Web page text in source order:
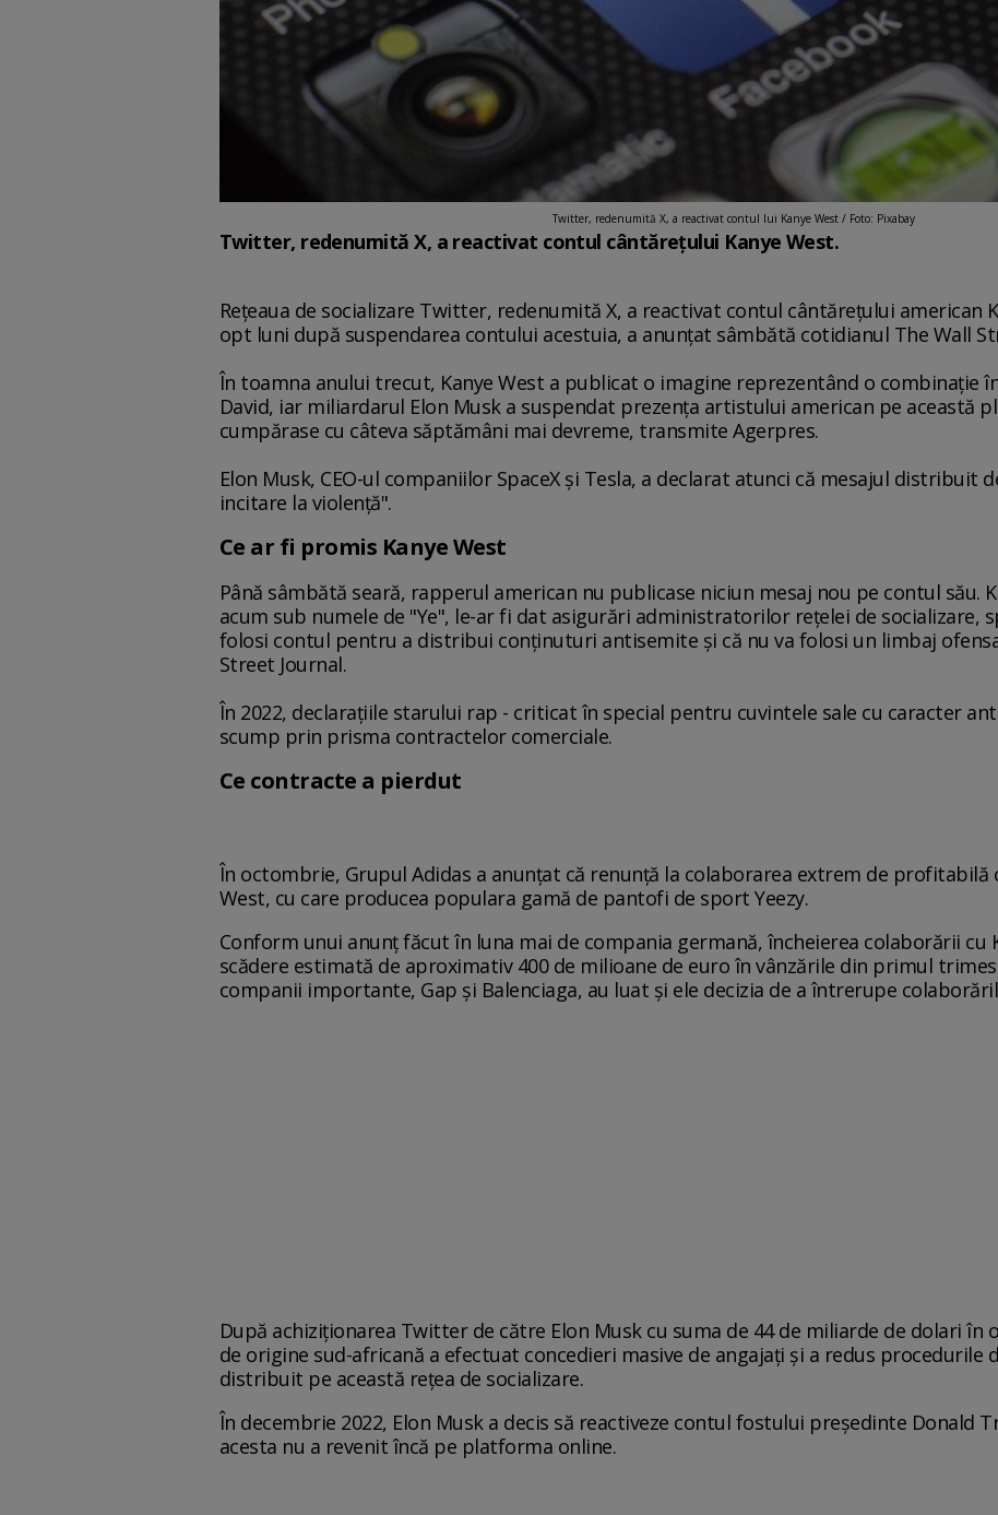
Twitter, redenumită X, a reactivat contul lui Kanye West / Foto: Pixabay
Twitter, redenumită X, a reactivat contul cântărețului Kanye West.
Reţeaua de socializare Twitter, redenumită X, a reactivat contul cântărețului american
opt luni după suspendarea contului acestuia, a anunţat sâmbătă cotidianul The Wall
În toamna anului trecut, Kanye West a publicat o imagine reprezentând o combinaţie
David, iar miliardarul Elon Musk a suspendat prezenţa artistului american pe această
cumpărase cu câteva săptămâni mai devreme, transmite Agerpres.
Elon Musk, CEO-ul companiilor SpaceX şi Tesla, a declarat atunci că mesajul distribuit
incitare la violenţă".
Ce ar fi promis Kanye West
Până sâmbătă seară, rapperul american nu publicase niciun mesaj nou pe contul său.
acum sub numele de "Ye", le-ar fi dat asigurări administratorilor reţelei de socializare,
folosi contul pentru a distribui conţinuturi antisemite şi că nu va folosi un limbaj
Street Journal.
În 2022, declaraţiile starului rap - criticat în special pentru cuvintele sale cu caracter
scump prin prisma contractelor comerciale.
Ce contracte a pierdut
În octombrie, Grupul Adidas a anunțat că renunță la colaborarea extrem de profitabilă
West, cu care producea populara gamă de pantofi de sport Yeezy.
Conform unui anunț făcut în luna mai de compania germană, încheierea colaborării cu
scădere estimată de aproximativ 400 de milioane de euro în vânzările din primul
companii importante, Gap și Balenciaga, au luat și ele decizia de a întrerupe
După achiziționarea Twitter de către Elon Musk cu suma de 44 de miliarde de dolari în
de origine sud-africană a efectuat concedieri masive de angajați și a redus procedurile
distribuit pe această rețea de socializare.
În decembrie 2022, Elon Musk a decis să reactiveze contul fostului președinte Donald
acesta nu a revenit încă pe platforma online.